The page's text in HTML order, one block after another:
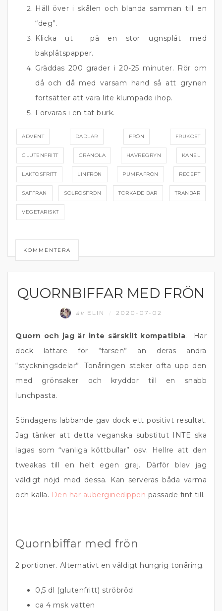
Häll över i skålen och blanda samman till en
“deg”.
Klicka ut på en stor ugnsplåt med
bakplåtspapper.
Gräddas 200 grader i 20-25 minuter. Rör om
då och då med varsam hand så att grynen
fortsätter att vara lite klumpade ihop.
Förvaras i en tät burk.
ADVENT DADLAR FRÖN FRUKOST
GLUTENFRITT GRANOLA HAVREGRYN KANEL
LAKTOSFRITT LINFRÖN PUMPAFRÖN RECEPT
SAFFRAN SOLROSFRÖN TORKADE BÄR TRANBÄR
VEGETARISKT
KOMMENTERA
VEGETARISK MIDDAG
QUORNBIFFAR MED FRÖN
av ELIN 2020-07-02
Quorn och jag är inte särskilt kompatibla. Har
dock lättare för “färsen” än deras andra
“styckningsdelar”. Tonåringen steker ofta upp den
med grönsaker och kryddor till en snabb
lunchpasta.
Söndagens labbande gav dock ett positivt resultat.
Jag tänker att detta veganska substitut INTE ska
lagas som “vanliga köttbullar” osv. Hellre att den
tweakas till en helt egen grej. Därför blev jag
väldigt nöjd med dessa. Kan serveras båda varma
och kalla. Den här auberginedippen passade fint till.
Quornbiffar med frön
2 portioner. Alternativt en väldigt hungrig tonåring.
0,5 dl (glutenfritt) ströbröd
ca 4 msk vatten